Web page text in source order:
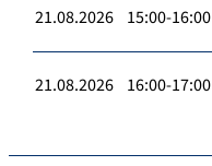
21.08.2026 15:00-16:00
21.08.2026 16:00-17:00